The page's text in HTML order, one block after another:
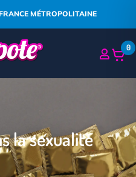
MÉTROPOLITAINE
0
la sexualité